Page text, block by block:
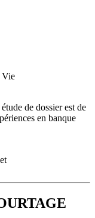
Vie
de dossier est de
en banque